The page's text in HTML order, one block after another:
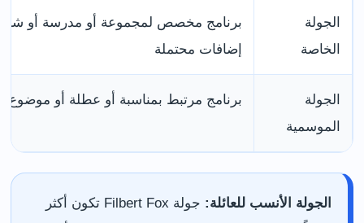
الجولة
الخاصة
برنامج مخصص لمجموعة أو مدرسة أو
إضافات محتملة
الجولة
الموسمية
برنامج مرتبط بمناسبة أو عطلة أو موضوع
الجولة الأنسب للعائلة:
جولة Filbert Fox تكون أكثر